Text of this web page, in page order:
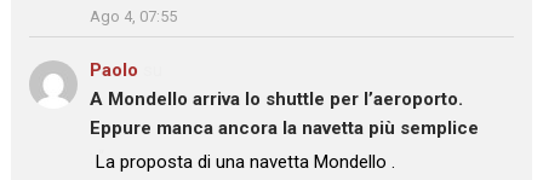
Ago 4, 07:55
Paolo
A Mondello arriva lo shuttle per l’aeroporto.
Eppure manca ancora la navetta più semplice
: “La proposta di una navetta Mondello .